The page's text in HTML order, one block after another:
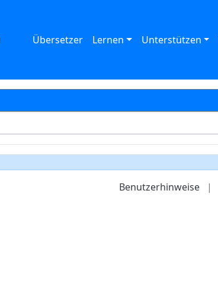
Übersetzer Lernen Unterstützen
Benutzerhinweise |